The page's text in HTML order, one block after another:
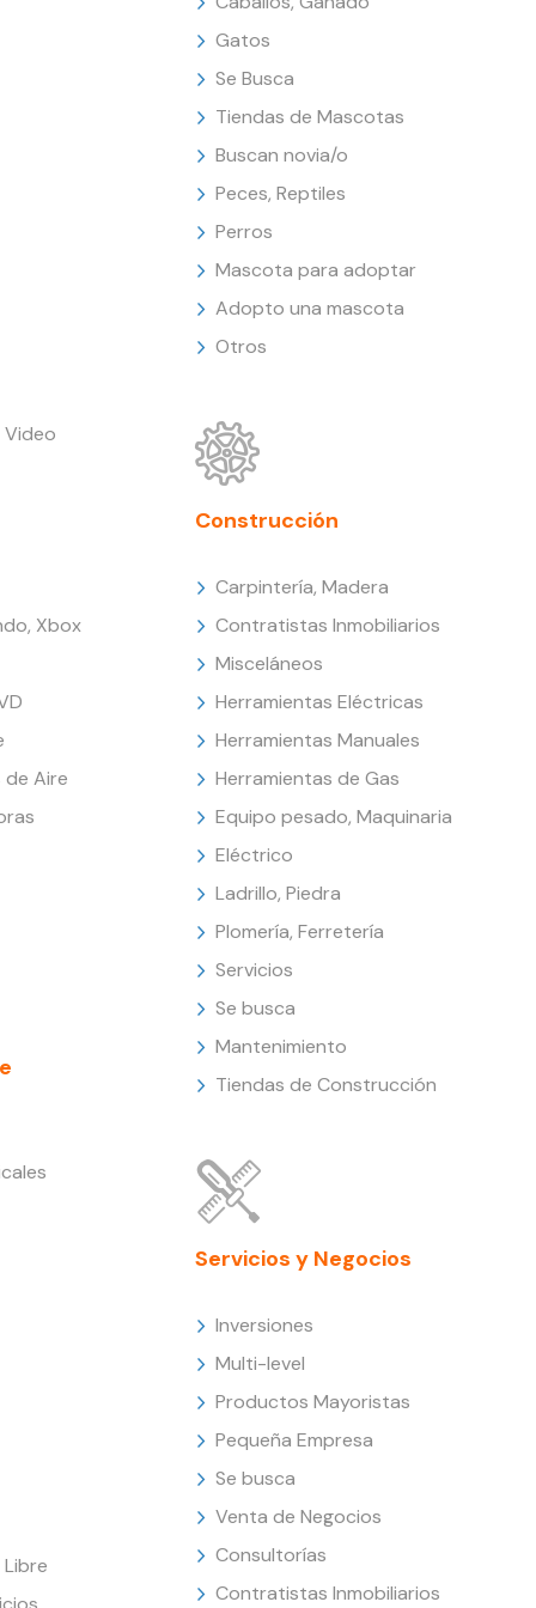
Xbox
Aire
Gatos
Se Busca
Tiendas de Mascotas
Buscan novia/o
Peces, Reptiles
Perros
Mascota para adoptar
Adopto una mascota
Otros
Construcción
Carpintería, Madera
Contratistas Inmobiliarios
Misceláneos
Herramientas Eléctricas
Herramientas Manuales
Herramientas de Gas
Equipo pesado, Maquinaria
Eléctrico
Ladrillo, Piedra
Plomería, Ferretería
Servicios
Se busca
Mantenimiento
Tiendas de Construcción
Servicios y Negocios
Inversiones
Multi-level
Productos Mayoristas
Pequeña Empresa
Se busca
Venta de Negocios
Consultorías
Contratistas Inmobiliarios